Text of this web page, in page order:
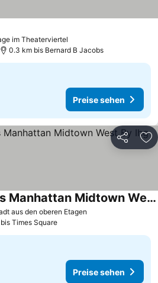
im Theaterviertel
0.3 km bis Bernard B Jacobs
Preise sehen
Teilen
aus den oberen Etagen
Holiday Inn Express Manhattan Midtown West By Ihg
bis Times Square
Preise sehen